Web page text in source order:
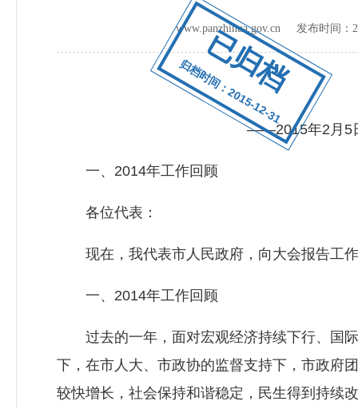
已归档
归档时间：2015-12-31
www.panzhihua.gov.cn 发布时间：
——2015年2月5
一、2014年工作回顾
各位代表：
现在，我代表市人民政府，向大会报告工作
一、2014年工作回顾
过去的一年，面对宏观经济持续下行、国际
下，在市人大、市政协的监督支持下，市政府
较快增长，社会保持和谐稳定，民生得到持续